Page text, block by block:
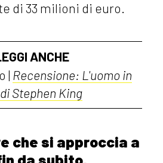
di 33 milioni di euro.
ANCHE
| Recensione: L'uomo in
Stephen King
che si approccia a